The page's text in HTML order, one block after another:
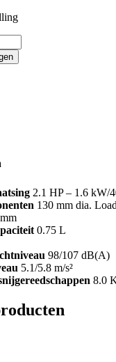
2.1 HP – 1.6 kW/
130 mm dia.
0.75 L
98/107 dB(A)
5.1/5.8 m/s²
8.0